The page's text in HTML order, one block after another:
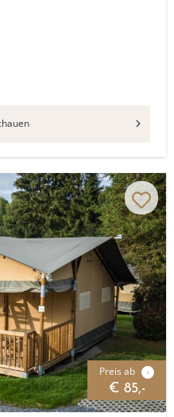
Preis ab i
€ 85,-